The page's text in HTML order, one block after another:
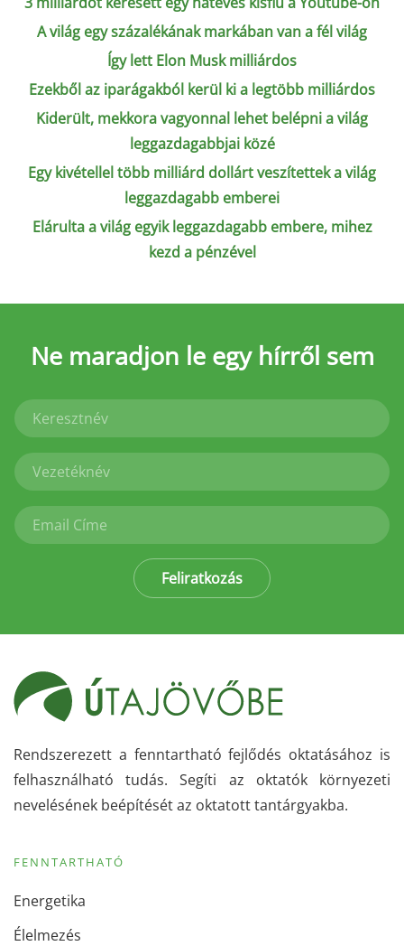
A világ egy százalékának markában van a fél világ
Így lett Elon Musk milliárdos
Ezekből az iparágakból kerül ki a legtöbb milliárdos
Kiderült, mekkora vagyonnal lehet belépni a világ
leggazdagabbjai közé
Egy kivétellel több milliárd dollárt veszítettek a világ
leggazdagabb emberei
Elárulta a világ egyik leggazdagabb embere, mihez
kezd a pénzével
Ne maradjon le egy hírről sem
Feliratkozás
Rendszerezett a fenntartható fejlődés oktatásához is
felhasználható tudás. Segíti az oktatók környezeti
nevelésének beépítését az oktatott tantárgyakba.
FENNTARTHATÓ
Energetika
Élelmezés